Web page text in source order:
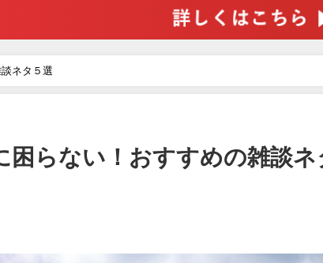
ネタ５選
困らない！おすすめの雑談ネ